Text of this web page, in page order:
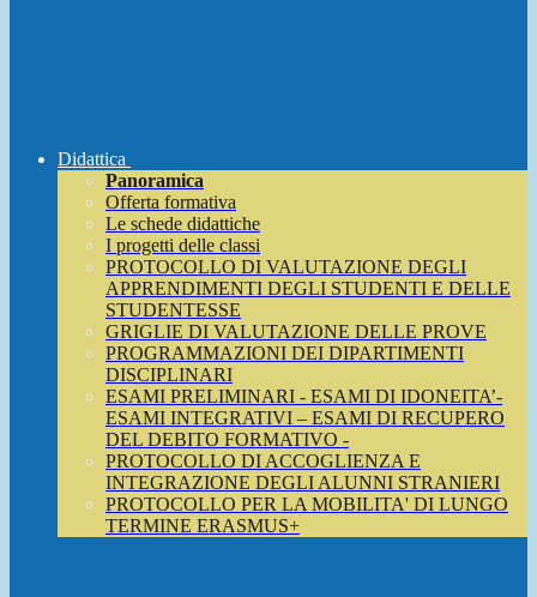
Didattica
Panoramica
Offerta formativa
Le schede didattiche
I progetti delle classi
PROTOCOLLO DI VALUTAZIONE DEGLI
APPRENDIMENTI DEGLI STUDENTI E DELLE
STUDENTESSE
GRIGLIE DI VALUTAZIONE DELLE PROVE
PROGRAMMAZIONI DEI DIPARTIMENTI
DISCIPLINARI
ESAMI PRELIMINARI - ESAMI DI IDONEITA’-
ESAMI INTEGRATIVI – ESAMI DI RECUPERO
DEL DEBITO FORMATIVO -
PROTOCOLLO DI ACCOGLIENZA E
INTEGRAZIONE DEGLI ALUNNI STRANIERI
PROTOCOLLO PER LA MOBILITA' DI LUNGO
TERMINE ERASMUS+